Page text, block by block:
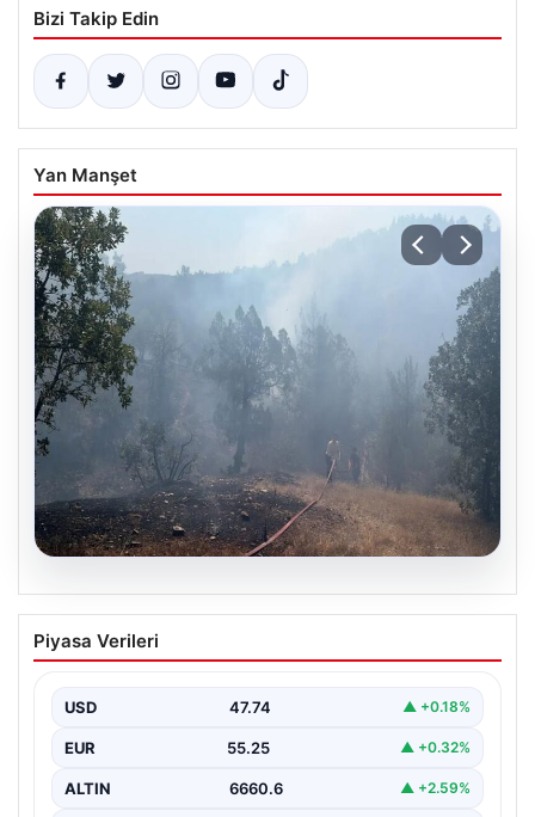
Bizi Takip Edin
Yan Manşet
Bursa’daki orman yangını kontrol altında
Piyasa Verileri
USD 47.74 ▲ +0.18%
EUR 55.25 ▲ +0.32%
ALTIN 6660.6 ▲ +2.59%